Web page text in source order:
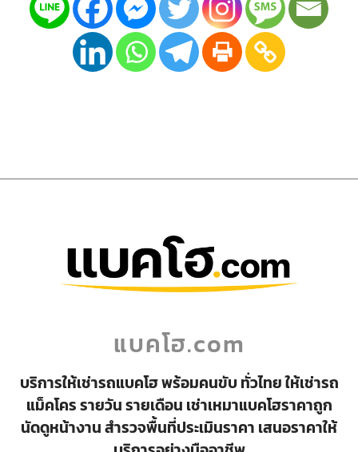
แบคโฮ.com
บริการให้เช่ารถแบคโฮ พร้อมคนขับ ทั่วไทย ให้เช่ารถ
แม็คโคร รายวัน รายเดือน เช่าเหมาแบคโฮราคาถูก
นัดดูหน้างาน สำรวจพื้นที่ประเมินราคา เสนอราคาให้